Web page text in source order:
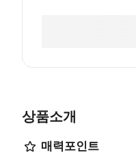
상품소개
매력포인트